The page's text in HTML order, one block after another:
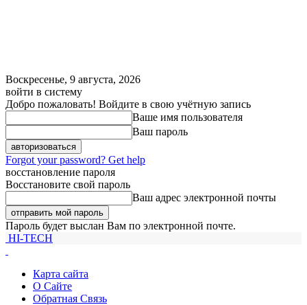
Воскресенье, 9 августа, 2026
войти в систему
Добро пожаловать! Войдите в свою учётную запись
Ваше имя пользователя
Ваш пароль
Forgot your password? Get help
восстановление пароля
Восстановите свой пароль
Ваш адрес электронной почты
Пароль будет выслан Вам по электронной почте.
HI-TECH
Карта сайта
О Сайте
Обратная Связь